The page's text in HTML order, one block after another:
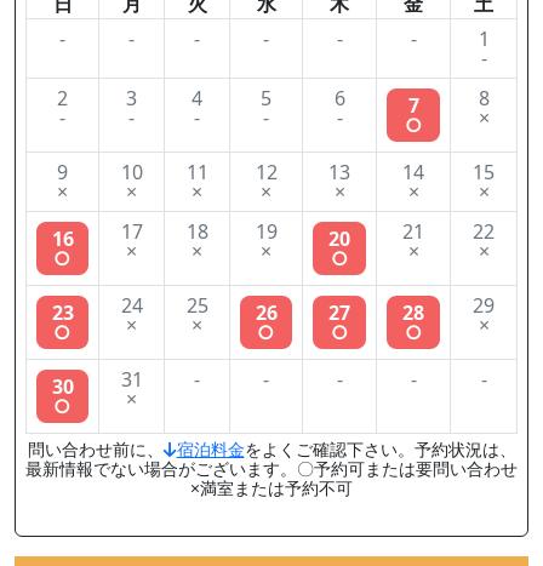
-
- - - - - 1
-
2
-
3
-
4
-
5
-
6
- 7
○
8
×
9
×
10
×
11
×
12
×
13
×
14
×
15
×
16
○
17
×
18
×
19
× 20
○
21
×
22
×
23
○
24
×
25
× 26
○
27
○
28
○
29
×
30
○
31
×
- - - - -
問い合わせ前に、 宿泊料金をよくご確認下さい。予約状況は、
最新情報でない場合がございます。〇予約可または要問い合わせ
×満室または予約不可